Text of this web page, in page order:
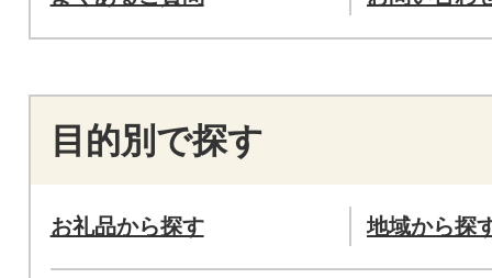
目的別で探す
お礼品から探す 地域から探